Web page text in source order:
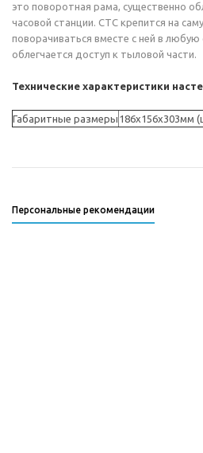
это поворотная рама, существенно
часовой станции. CTC крепится на
поворачиваться вместе с ней в
облегчается доступ к тыловой части.
Технические характеристики
Габаритные размеры 186х156х303мм
Персональные рекомендации